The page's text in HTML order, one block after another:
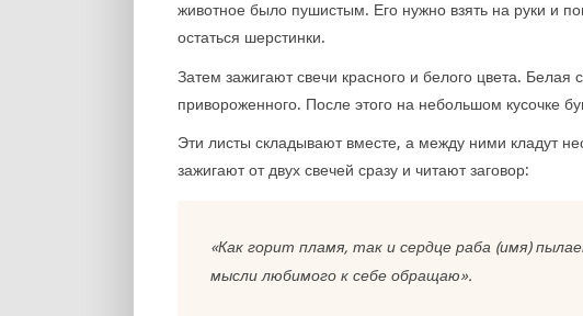
животное было пушистым. Его нужно взять на руки и
остаться шерстинки.
Затем зажигают свечи красного и белого цвета.
привороженного. После этого на небольшом кусочке
Эти листы складывают вместе, а между ними кладут
зажигают от двух свечей сразу и читают заговор:
«Как горит пламя, так и сердце раба (имя)
мысли любимого к себе обращаю».